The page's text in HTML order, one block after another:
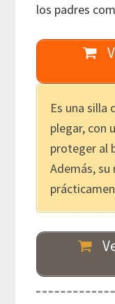
los padres
Es una silla
plegar, con
proteger al
Además,